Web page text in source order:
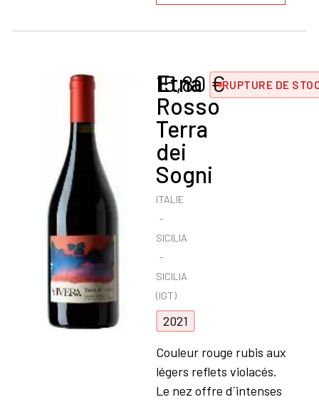
Etna
Rosso
Terra
dei
Sogni
ITALIE
SICILIA
SICILIA
(IGT)
2021
15,80 €RUPTURE DE
Couleur rouge rubis aux
légers reflets violacés.
Le nez offre d´intenses